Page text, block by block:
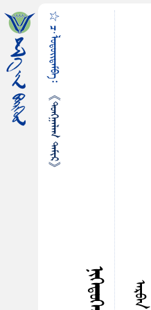
☆ ᠴ·ᠯᠤᠳᠤᠢ᠌ᠳᠠᠮᠪᠠ᠄
《ᠲᠤᠩᠭ᠋ᠠᠯᠠᠭ ᠲᠠᠮᠢᠷ》